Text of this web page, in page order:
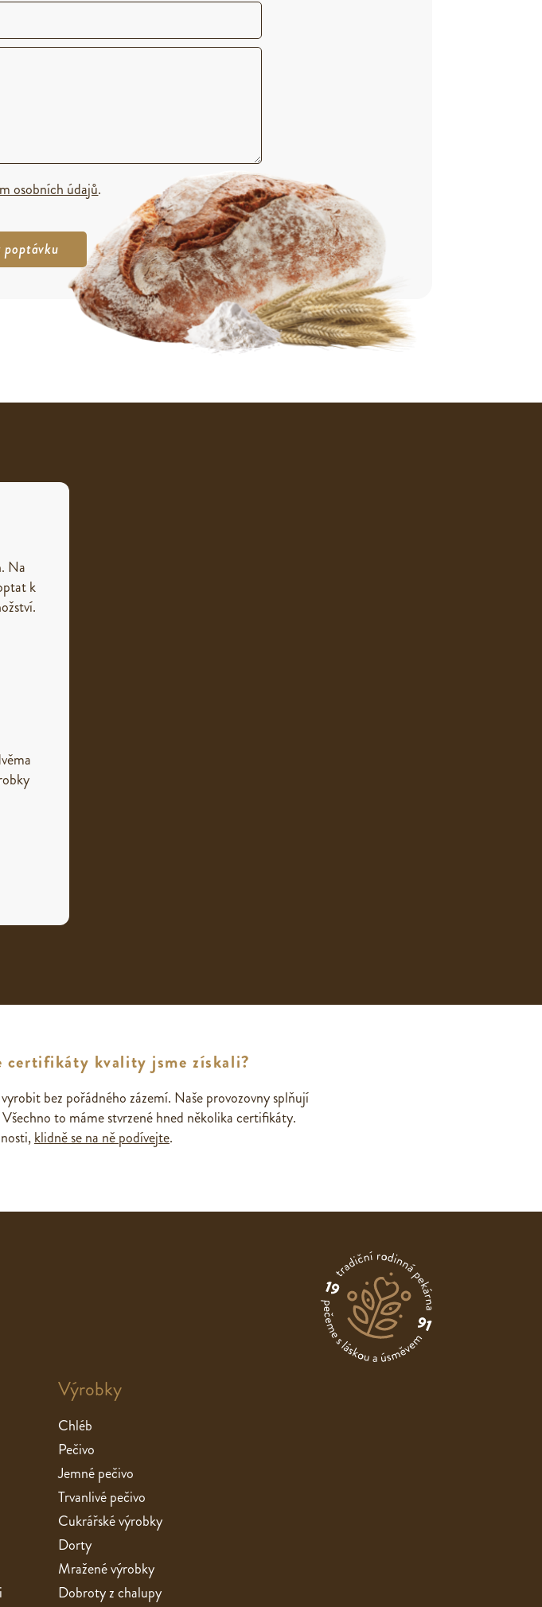
osobních údajů.
Na
k
certifikáty kvality jsme získali?
bez pořádného zázemí. Naše provozovny splňují
to máme stvrzené hned několika certifikáty.
klidně se na ně podívejte.
Výrobky
Chléb
Pečivo
Jemné pečivo
Trvanlivé pečivo
Cukrářské výrobky
Dorty
Mražené výrobky
Dobroty z chalupy